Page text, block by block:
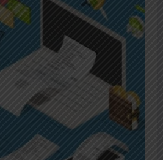
[การเปลี่ยนรหัสผ่าน/การเลือกวิ
ม]